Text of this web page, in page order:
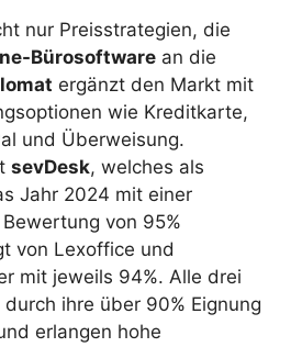
nur Preisstrategien, die
Bürosoftware an die
ergänzt den Markt mit
wie Kreditkarte,
und Überweisung.
sevDesk, welches als
Jahr 2024 mit einer
von 95%
von Lexoffice und
mit jeweils 94%. Alle drei
ihre über 90% Eignung
erlangen hohe